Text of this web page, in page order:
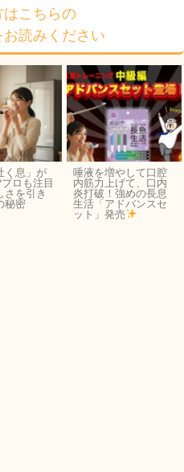
こちらの
読みください
く息」が
ロも注目
さを引き
秘密
唾液を増やして口腔
内筋力上げて、口内
炎打破！強めの長息
生活「アドバンスセ
ット」発売